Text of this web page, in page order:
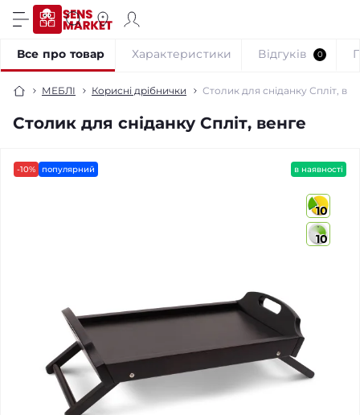
МЕБЛІ Корисні дрібнички Столик для сніданку Спліт,
Столик для сніданку Спліт, венге
Все про товар Характеристики Відгуків 0
-10% популярний в наявності
10
10